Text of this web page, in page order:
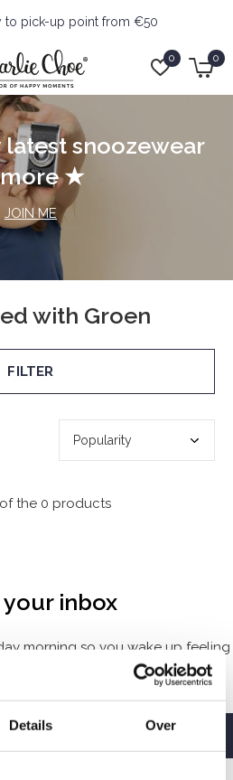
Details Over
0 0
to pick-up point from €50
snoozewear
★
JOIN ME
with Groen
FILTER
the 0 products
your inbox
morning so you wake up feeling